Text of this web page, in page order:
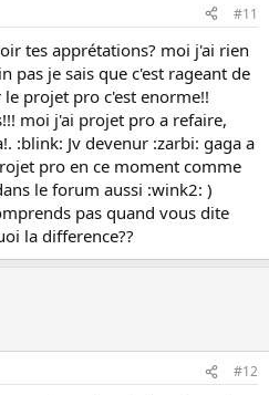
#11
tes apprétations? moi j'ai rien
pas je sais que c'est rageant de
projet pro c'est enorme!!
moi j'ai projet pro a refaire,
:blink: Jv devenur :zarbi: gaga a
pro en ce moment comme
le forum aussi :wink2: )
pas quand vous dite
la difference??
#12